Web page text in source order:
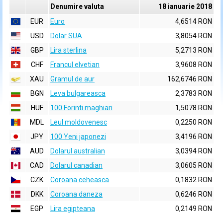
Denumire valuta
18 ianuarie 2018
EUR
Euro
4,6514 RON
USD
Dolar SUA
3,8054 RON
GBP
Lira sterlina
5,2713 RON
CHF
Francul elvetian
3,9608 RON
XAU
Gramul de aur
162,6746 RON
BGN
Leva bulgareasca
2,3783 RON
HUF
100 Forinti maghiari
1,5078 RON
MDL
Leul moldovenesc
0,2250 RON
JPY
100 Yeni japonezi
3,4196 RON
AUD
Dolarul australian
3,0394 RON
CAD
Dolarul canadian
3,0605 RON
CZK
Coroana ceheasca
0,1832 RON
DKK
Coroana daneza
0,6246 RON
EGP
Lira egipteana
0,2149 RON